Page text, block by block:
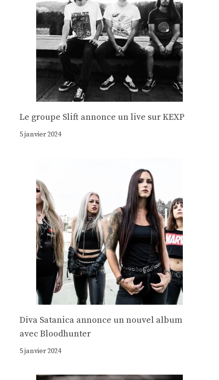
Le groupe Slift annonce un live sur KEXP
5 janvier 2024
Diva Satanica annonce un nouvel album
avec Bloodhunter
5 janvier 2024